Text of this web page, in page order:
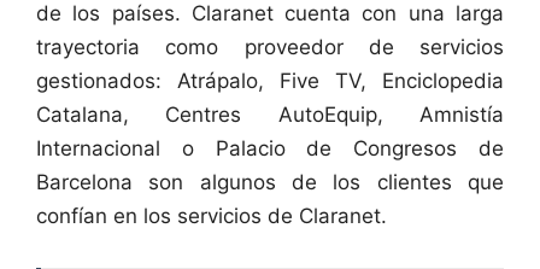
de los países. Claranet cuenta con una larga
trayectoria como proveedor de servicios
gestionados: Atrápalo, Five TV, Enciclopedia
Catalana, Centres AutoEquip, Amnistía
Internacional o Palacio de Congresos de
Barcelona son algunos de los clientes que
confían en los servicios de Claranet.